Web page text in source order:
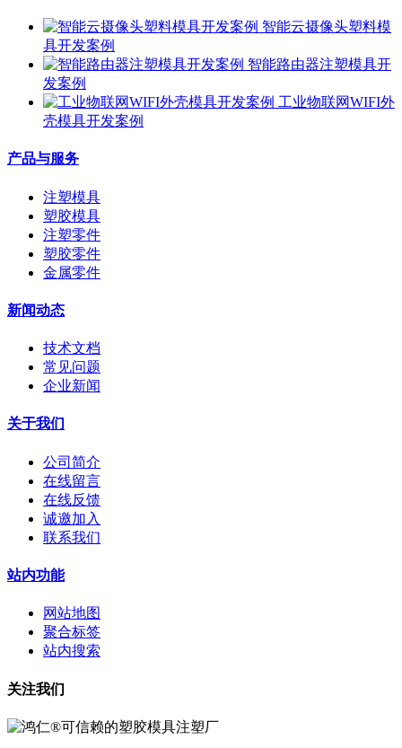
智能云摄像头塑料模
具开发案例
智能路由器注塑模具开
发案例
工业物联网WIFI外
壳模具开发案例
产品与服务
注塑模具
塑胶模具
注塑零件
塑胶零件
金属零件
新闻动态
技术文档
常见问题
企业新闻
关于我们
公司简介
在线留言
在线反馈
诚邀加入
联系我们
站内功能
网站地图
聚合标签
站内搜索
关注我们